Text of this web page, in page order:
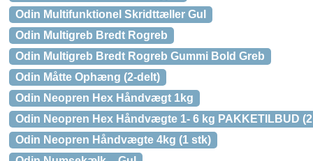
Odin Multifunktionel Skridttæller Gul
Odin Multigreb Bredt Rogreb
Odin Multigreb Bredt Rogreb Gummi Bold Greb
Odin Måtte Ophæng (2-delt)
Odin Neopren Hex Håndvægt 1kg
Odin Neopren Hex Håndvægte 1- 6 kg PAKKETILBUD
Odin Neopren Håndvægte 4kg (1 stk)